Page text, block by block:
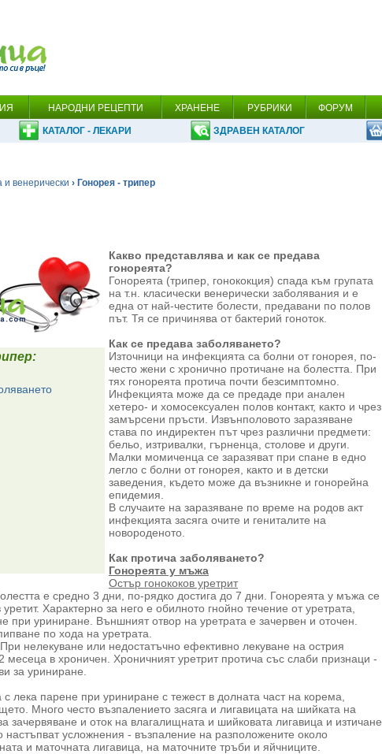
НАРОДНИ РЕЦЕПТИ ХРАНЕНЕ РУБРИКИ ФОРУМ
КАТАЛОГ - ЛЕКАРИ ЗДРАВЕН КАТАЛОГ
и венерически › Гонорея - трипер
Какво представлява и как се предава
гонореята?
Гонореята (трипер, гонококция) спада към групата
на т.н. класически венерически заболявания и е
една от най-честите болести, предавани по полов
път. Тя се причинява от бактерий гоноток.
Как се предава заболяването?
Източници на инфекцията са болни от гонорея, по-
често жени с хронично протичане на болестта. При
тях гонореята протича почти безсимптомно.
Инфекцията може да се предаде при анален
хетеро- и хомосексуален полов контакт, както и чрез
замърсени пръсти. Извънполовото заразяване
става по индиректен път чрез различни предмети:
бельо, изтривалки, гърненца, столове и други.
Малки момиченца се заразяват при спане в едно
легло с болни от гонорея, както и в детски
заведения, където може да възникне и гонорейна
епидемия.
В случаите на заразяване по време на родов акт
инфекцията засяга очите и гениталите на
новороденото.
Как протича заболяването?
Гонореята у мъжа
Остър гонококов уретрит
е средно 3 дни, по-рядко достига до 7 дни. Гонореята у мъжа се
Характерно за него е обилното гнойно течение от уретрата,
при уриниране. Външният отвор на уретрата е зачервен и оточен.
по хода на уретрата.
нелекуване или недостатъчно ефективно лекуване на острия
месеца в хроничен. Хроничният уретрит протича със слаби признаци -
за уриниране.
с лека парене при уриниране с тежест в долната част на корема,
Много често възпалението засяга и лигавицата на шийката на
зачервяване и оток на влагалищната и шийковата лигавица и изтичане
настъпват усложнения - възпаление на разположените около
и маточната лигавица, на маточните тръби и яйчниците.